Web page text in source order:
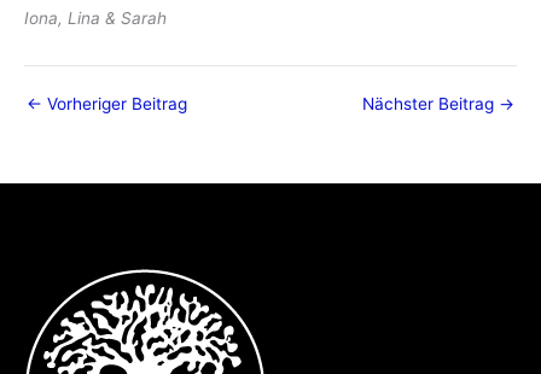
Iona, Lina & Sarah
← Vorheriger Beitrag Nächster Beitrag →